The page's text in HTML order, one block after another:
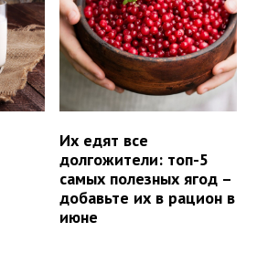
Их едят все
долгожители: топ-5
самых полезных ягод –
добавьте их в рацион в
июне